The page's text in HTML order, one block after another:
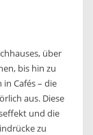
über
bis hin zu
Cafés – die
aus. Diese
und die
zu